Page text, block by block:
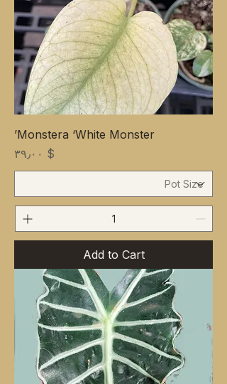
Monstera ‘White Monster’
Price
$ ۳۹٫۰۰
Add to Cart